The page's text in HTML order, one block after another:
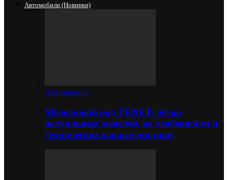
Автомобили (новинки)
Автомобили
Модельный ряд TENET: обзор
актуальных моделей, их особенности и
технические характеристики